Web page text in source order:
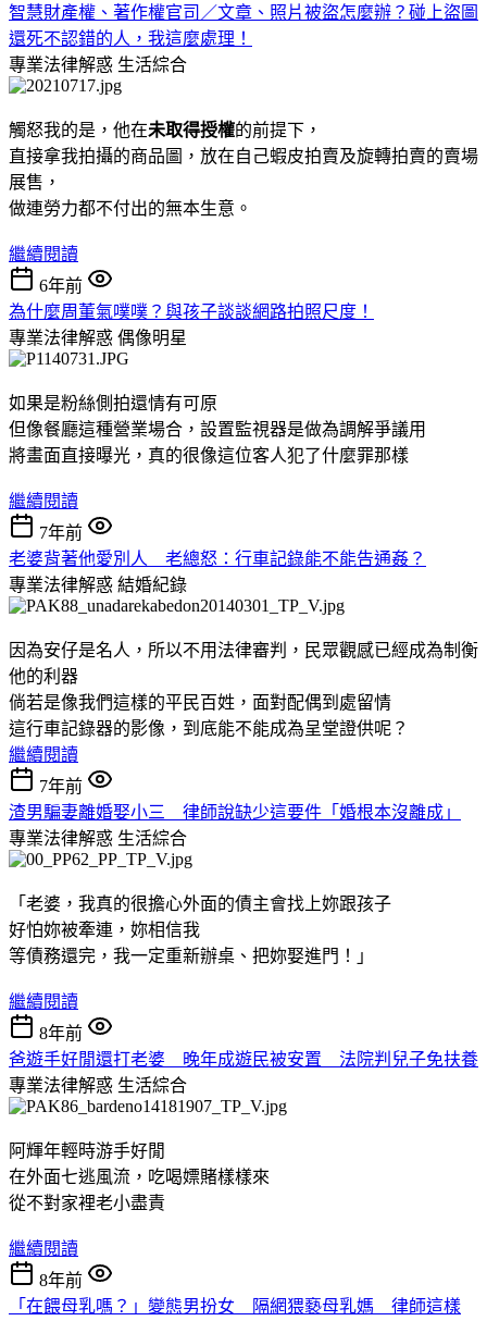
智慧財產權、著作權官司／文章、照片被盜怎麼辦？碰上盜圖
還死不認錯的人，我這麼處理！
專業法律解惑 生活綜合
觸怒我的是，他在未取得授權的前提下，
直接拿我拍攝的商品圖，放在自己蝦皮拍賣及旋轉拍賣的賣場
展售，
做連勞力都不付出的無本生意。
繼續閱讀
6年前
為什麼周董氣噗噗？與孩子談談網路拍照尺度！
專業法律解惑 偶像明星
如果是粉絲側拍還情有可原
但像餐廳這種營業場合，設置監視器是做為調解爭議用
將畫面直接曝光，真的很像這位客人犯了什麼罪那樣
繼續閱讀
7年前
老婆背著他愛別人 老總怒：行車記錄能不能告通姦？
專業法律解惑 結婚紀錄
因為安仔是名人，所以不用法律審判，民眾觀感已經成為制衡
他的利器
倘若是像我們這樣的平民百姓，面對配偶到處留情
這行車記錄器的影像，到底能不能成為呈堂證供呢？
繼續閱讀
7年前
渣男騙妻離婚娶小三 律師說缺少這要件「婚根本沒離成」
專業法律解惑 生活綜合
「老婆，我真的很擔心外面的債主會找上妳跟孩子
好怕妳被牽連，妳相信我
等債務還完，我一定重新辦桌、把妳娶進門！」
繼續閱讀
8年前
爸遊手好閒還打老婆 晚年成遊民被安置 法院判兒子免扶養
專業法律解惑 生活綜合
阿輝年輕時游手好閒
在外面七逃風流，吃喝嫖賭樣樣來
從不對家裡老小盡責
繼續閱讀
8年前
「在餵母乳嗎？」變態男扮女 隔網猥褻母乳媽 律師這樣